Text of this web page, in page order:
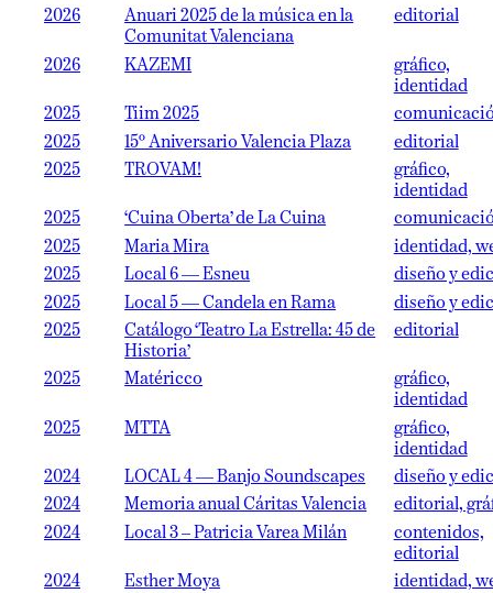
2026
Anuari 2025 de la música en la
Comunitat Valenciana
editorial
2026 KAZEMI
gráfico,
identidad
2025
Tiim 2025
2025
15º Aniversario Valencia Plaza
editorial
2025
TROVAM!
gráfico,
identidad
2025
‘Cuina Oberta’ de La Cuina
2025
Maria Mira
identidad,
2025
Local 6 — Esneu
diseño y
2025
Local 5 — Candela en Rama
diseño y
2025
Catálogo ‘Teatro La Estrella: 45 de
Historia’
editorial
2025 Matéricco
gráfico,
identidad
2025
MTTA
gráfico,
identidad
2024
LOCAL 4 — Banjo Soundscapes
diseño y
2024
Memoria anual Cáritas Valencia
editorial,
2024
Local 3 – Patricia Varea Milán
contenidos,
editorial
2024
Esther Moya
identidad,